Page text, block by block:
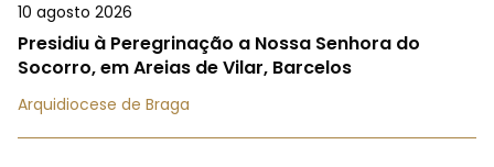
10 agosto 2026
Presidiu à Peregrinação a Nossa Senhora do
Socorro, em Areias de Vilar, Barcelos
Arquidiocese de Braga